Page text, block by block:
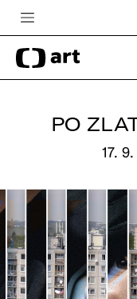
Česká televize
Zpravodajství
Pro děti
edu
Vše o ČT
PO
17.